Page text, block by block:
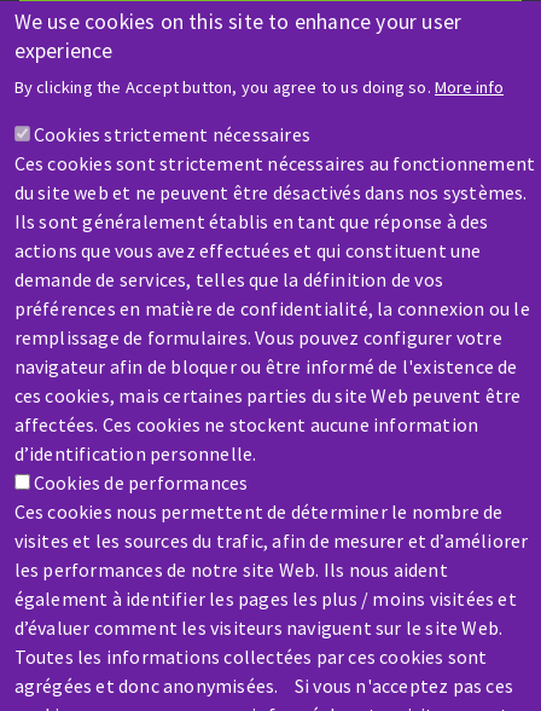
We use cookies on this site to enhance your user
experience
By clicking the Accept button, you agree to us doing so. More info
Cookies strictement nécessaires
Ces cookies sont strictement nécessaires au fonctionnement
du site web et ne peuvent être désactivés dans nos systèmes.
Ils sont généralement établis en tant que réponse à des
actions que vous avez effectuées et qui constituent une
demande de services, telles que la définition de vos
préférences en matière de confidentialité, la connexion ou le
remplissage de formulaires. Vous pouvez configurer votre
navigateur afin de bloquer ou être informé de l'existence de
ces cookies, mais certaines parties du site Web peuvent être
affectées. Ces cookies ne stockent aucune information
d’identification personnelle.
Cookies de performances
Ces cookies nous permettent de déterminer le nombre de
visites et les sources du trafic, afin de mesurer et d’améliorer
les performances de notre site Web. Ils nous aident
également à identifier les pages les plus / moins visitées et
d’évaluer comment les visiteurs naviguent sur le site Web.
Toutes les informations collectées par ces cookies sont
agrégées et donc anonymisées. Si vous n'acceptez pas ces
SERVICE / REPAIR
A broken machine? Out of order?
Contact-us
Skip
to
main
content